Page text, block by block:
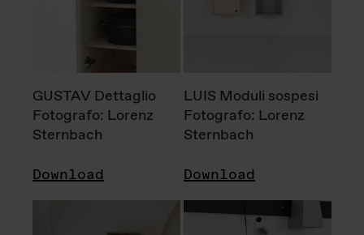
GUSTAV Dettaglio
Fotografo: Lorenz
Sternbach
Download
LUIS Moduli sospesi
Fotografo: Lorenz
Sternbach
Download